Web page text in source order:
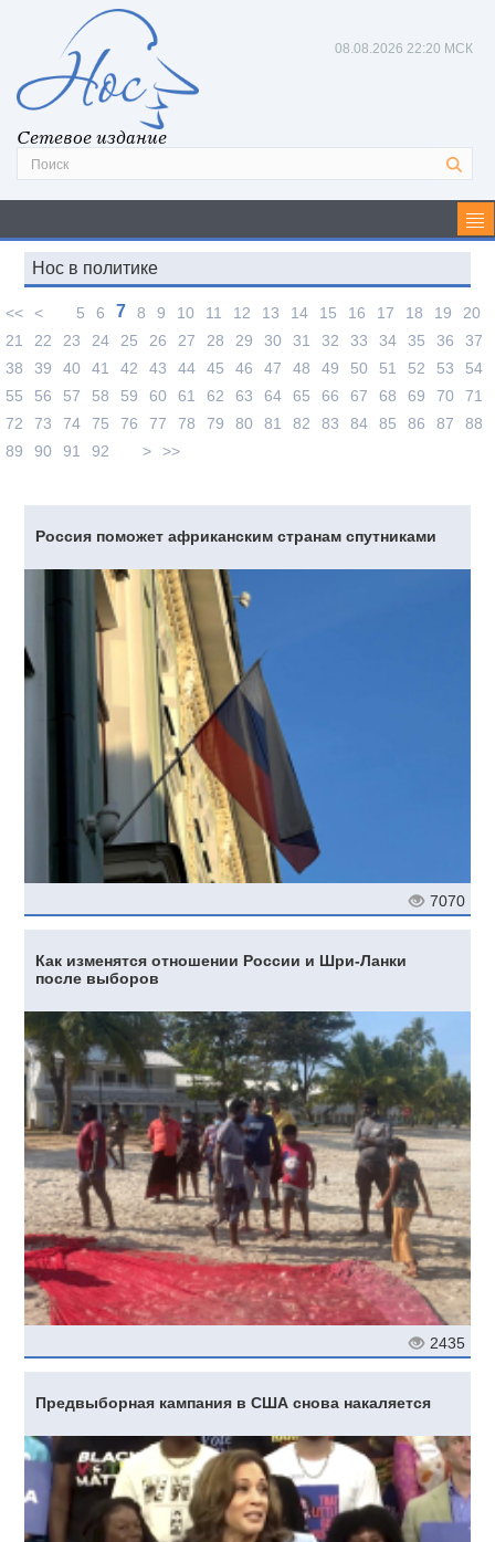
Сетевое издание
08.08.2026 22:20 МСК
Нос в политике
<< < 5 6 7 8 9 10 11 12 13 14 15 16 17 18 19
20
21
22 23 24 25 26 27 28 29 30 31 32 33 34 35 36
37
38
39 40 41 42 43 44 45 46 47 48 49 50 51 52 53
54
55
56 57 58 59 60 61 62 63 64 65 66 67 68 69 70
71
72
73 74 75 76 77 78 79 80 81 82 83 84 85 86 87
88
89
90 91 92 > >>
Россия поможет африканским странам спутниками
7070
Как изменятся отношении России и Шри-Ланки
после выборов
2435
Предвыборная кампания в США снова накаляется